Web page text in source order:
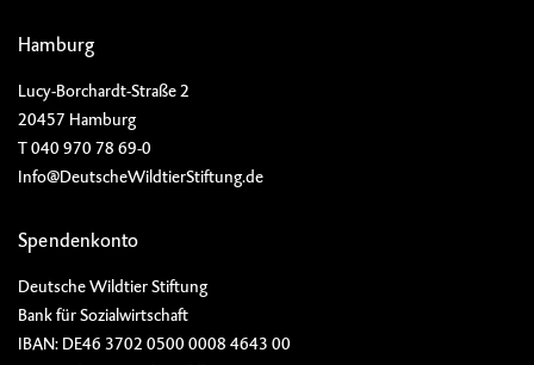
Hamburg
Lucy-Borchardt-Straße 2
20457 Hamburg
T 040 970 78 69-0
Info@DeutscheWildtierStiftung.de
Spendenkonto
Deutsche Wildtier Stiftung
Bank für Sozialwirtschaft
IBAN: DE46 3702 0500 0008 4643 00